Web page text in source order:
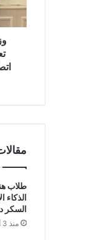
طلاب
السكر
منذ 3 أسابيع